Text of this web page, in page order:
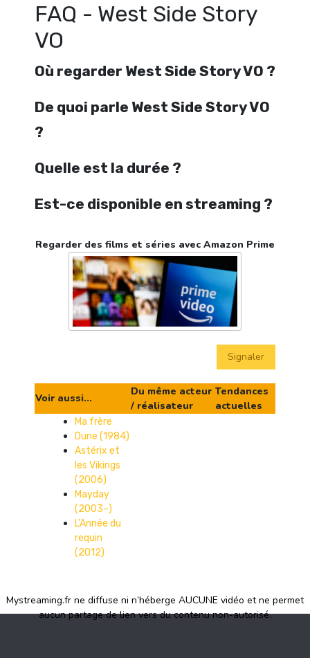
FAQ - West Side Story
VO
Où regarder West Side Story VO ?
De quoi parle West Side Story VO
?
Quelle est la durée ?
Est-ce disponible en streaming ?
Regarder des films et séries avec Amazon Prime
Signaler
Voir aussi...
Du même acteur
/ réalisateur
Tendances
actuelles
Ma frère
Dune (1984)
Astérix et
les Vikings
(2006)
Mayday
(2003–)
L’Année du
requin
(2012)
Mystreaming.fr ne diffuse ni n’héberge AUCUNE vidéo et ne permet
aucun partage de lien vers du contenu non-autorisé.